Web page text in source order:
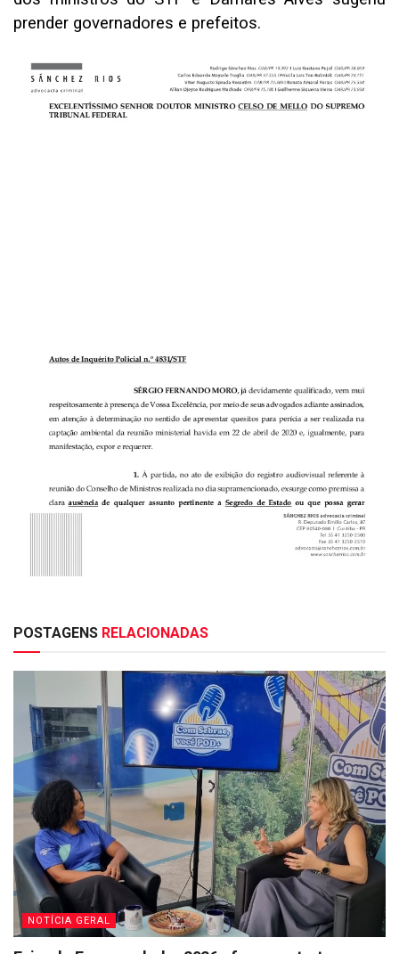
prender governadores e prefeitos.
POSTAGENS RELACIONADAS
NOTÍCIA GERAL